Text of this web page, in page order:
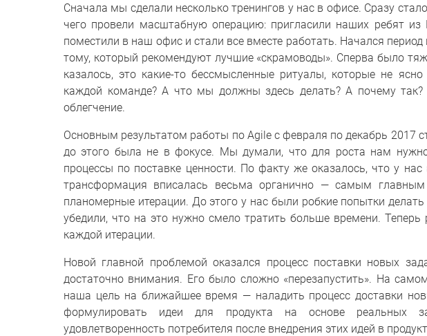
Сначала мы сделали несколько тренингов у нас в офисе. Сразу
чего провели масштабную операцию: пригласили наших ребят
поместили в наш офис и стали все вместе работать. Начался период
тому, который рекомендуют лучшие «скрамоводы». Сперва было
казалось, это какие-то бессмысленные ритуалы, которые не
каждой команде? А что мы должны здесь делать? А почему так?
облегчение.
Основным результатом работы по Agile с февраля по декабрь 2017
до этого была не в фокусе. Мы думали, что для роста нам
процессы по поставке ценности. По факту же оказалось, что у
трансформация вписалась весьма органично — самым
планомерные итерации. До этого у нас были робкие попытки
убедили, что на это нужно смело тратить больше времени. Теперь
каждой итерации.
Новой главной проблемой оказался процесс поставки новых
достаточно внимания. Его было сложно «перезапустить». На
наша цель на ближайшее время — наладить процесс доставки
формулировать идеи для продукта на основе реальных
удовлетворенность потребителя после внедрения этих идей в